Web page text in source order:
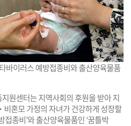
바이러스 예방접종비와 출산양육물품
원센터는 지역사회의 후원을 받아 지
혼모 가정의 자녀가 건강하게 성장할
접종비’와 출산양육물품인 ‘꿈틀박